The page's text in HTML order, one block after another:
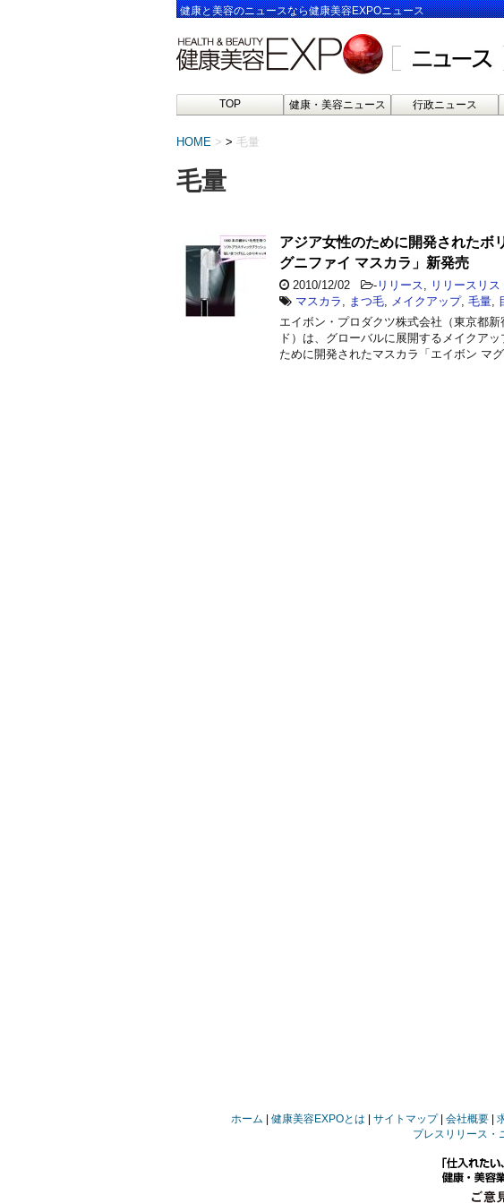
健康と美容のニュースなら健康美容EXPOニュース
TOP 健康・美容ニュース 行政ニュース
HOME > 毛量
毛量
アジア女性のために開発されたボ
グニファイ マスカラ」新発売
2010/12/02 - リリース リリースリス
マスカラ
まつ毛 メイクアップ, 毛量
エイボン・プロダクツ株式会社（東京都
ド）は、グローバルに展開するメイクア
ために開発されたマスカラ「エイボン マ
ホーム 健康美容EXPOとは サイトマップ 会社概要
プレスリリース・